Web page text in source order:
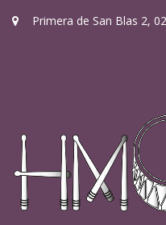
Primera de San Blas 2,